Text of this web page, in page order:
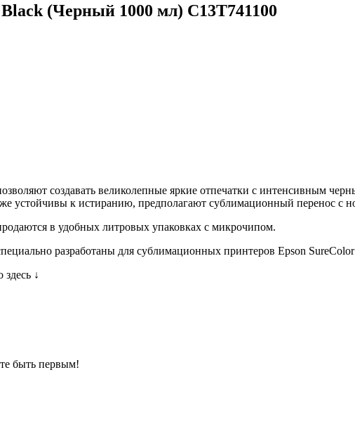
(Черный 1000 мл) C13T741100
создавать великолепные яркие отпечатки с интенсивным
устойчивы к истиранию, предполагают сублимационный перенос с
в удобных литровых упаковках с микрочипом.
разработаны для сублимационных принтеров Epson
↓
быть первым!